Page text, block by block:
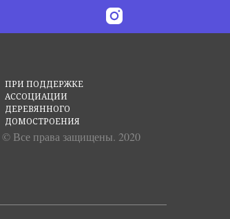
© Все права защищены. 2020
ПРИ ПОДДЕРЖКЕ
АССОЦИАЦИИ
ДЕРЕВЯННОГО
ДОМОСТРОЕНИЯ